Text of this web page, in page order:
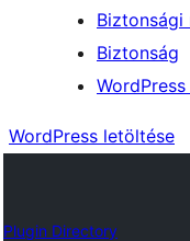
Biztonsági
Biztonság
WordPress letöltése
Plugin Directory